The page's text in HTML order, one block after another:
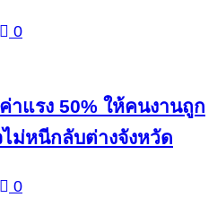
0
าแรง 50% ให้คนงานถูก
ม่หนีกลับต่างจังหวัด
0